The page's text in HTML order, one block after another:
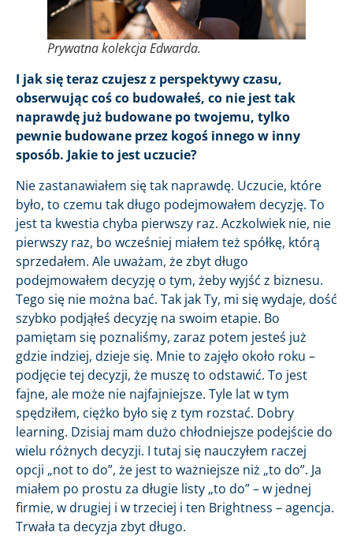
Prywatna kolekcja Edwarda.
I jak się teraz czujesz z perspektywy czasu,
obserwując coś co budowałeś, co nie jest tak
naprawdę już budowane po twojemu, tylko
pewnie budowane przez kogoś innego w inny
sposób. Jakie to jest uczucie?
Nie zastanawiałem się tak naprawdę. Uczucie, które
było, to czemu tak długo podejmowałem decyzję. To
jest ta kwestia chyba pierwszy raz. Aczkolwiek nie, nie
pierwszy raz, bo wcześniej miałem też spółkę, którą
sprzedałem. Ale uważam, że zbyt długo
podejmowałem decyzję o tym, żeby wyjść z biznesu.
Tego się nie można bać. Tak jak Ty, mi się wydaje, dość
szybko podjąłeś decyzję na swoim etapie. Bo
pamiętam się poznaliśmy, zaraz potem jesteś już
gdzie indziej, dzieje się. Mnie to zajęło około roku –
podjęcie tej decyzji, że muszę to odstawić. To jest
fajne, ale może nie najfajniejsze. Tyle lat w tym
spędziłem, ciężko było się z tym rozstać. Dobry
learning. Dzisiaj mam dużo chłodniejsze podejście do
wielu różnych decyzji. I tutaj się nauczyłem raczej
opcji „not to do”, że jest to ważniejsze niż „to do”. Ja
miałem po prostu za długie listy „to do” – w jednej
firmie, w drugiej i w trzeciej i ten Brightness – agencja.
Trwała ta decyzja zbyt długo.